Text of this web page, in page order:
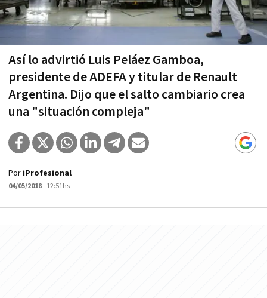
Así lo advirtió Luis Peláez Gamboa,
presidente de ADEFA y titular de Renault
Argentina. Dijo que el salto cambiario crea
una "situación compleja"
Por iProfesional
04/05/2018- 12:51hs